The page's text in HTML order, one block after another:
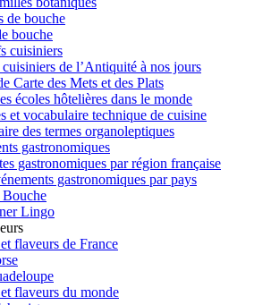
de bouche
bouche
cuisiniers
de l’Antiquité à nos jours
Carte des Mets et des Plats
écoles hôtelières dans le monde
et vocabulaire technique de cuisine
des termes organoleptiques
gastronomiques
gastronomiques par région française
gastronomiques par pays
Lingo
flaveurs de France
flaveurs du monde